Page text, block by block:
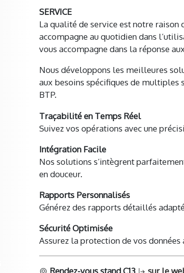
SERVICE
La qualité de service est notre raison
accompagne au quotidien dans
vous accompagne dans la réponse
Nous développons les meilleures
aux besoins spécifiques de multiples
BTP.
Traçabilité en Temps Réel
Suivez vos opérations avec une
Intégration Facile
Nos solutions s’intègrent
en douceur.
Rapports Personnalisés
Générez des rapports détaillés
Sécurité Optimisée
Assurez la protection de vos
Rendez-vous stand C13 sur le